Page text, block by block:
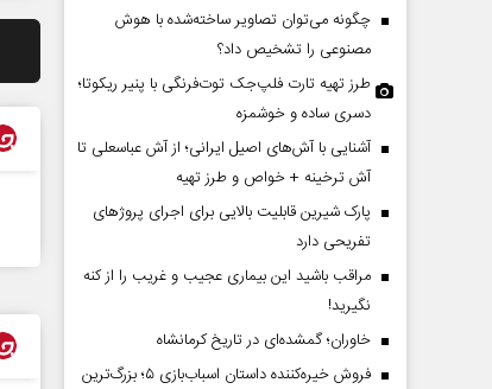
چگونه می‌توان تصاویر ساخته‌شده با هوش
مصنوعی را تشخیص داد؟
طرز تهیه تارت فلپ‌جک توت‌فرنگی با پنیر ریکوتا؛
دسری ساده و خوشمزه
آشنایی با آش‌های اصیل ایرانی؛ از آش عباسعلی تا
آش ترخینه + خواص و طرز تهیه
پارک شیرین قابلیت‌ بالایی برای اجرای پروژهای
تفریحی دارد
مراقب باشید این بیماری عجیب و غریب را از کنه
نگیرید!
خاوران؛ گمشده‌ای در تاریخ کرمانشاه
فروش خیره‌کننده داستان اسباب‌بازی ۵؛ بزرگ‌ترین